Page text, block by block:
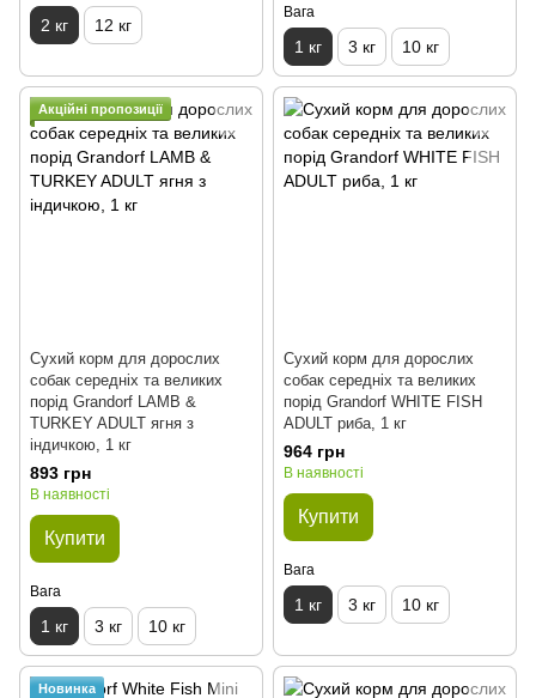
2 кг 12 кг
Вага
1 кг 3 кг 10 кг
Акційні пропозиції
Сухий корм для дорослих
собак середніх та великих
порід Grandorf LAMB &
TURKEY ADULT ягня з
індичкою, 1 кг
893 грн
В наявності
Купити
Вага
1 кг 3 кг 10 кг
Сухий корм для дорослих
собак середніх та великих
порід Grandorf WHITE FISH
ADULT риба, 1 кг
964 грн
В наявності
Купити
Вага
1 кг 3 кг 10 кг
Новинка